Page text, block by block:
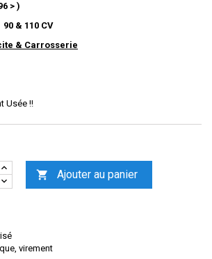
> )
90 & 110 CV
& Carrosserie
Usée !!
 Ajouter au panier
virement